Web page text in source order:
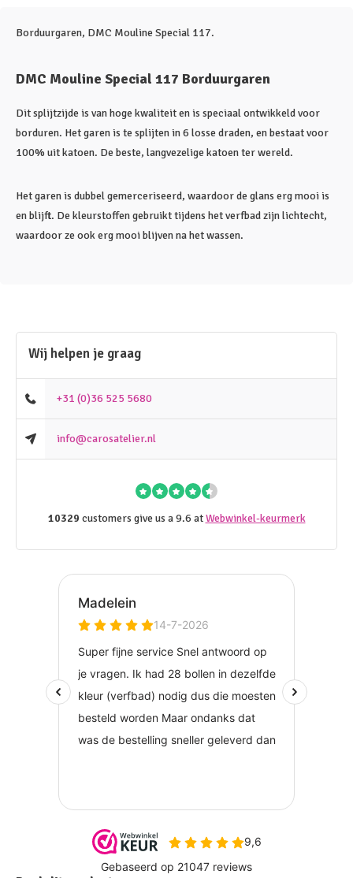
Borduurgaren, DMC Mouline Special 117.
DMC Mouline Special 117 Borduurgaren
Dit splijtzijde is van hoge kwaliteit en is speciaal ontwikkeld voor
borduren. Het garen is te splijten in 6 losse draden, en bestaat voor
100% uit katoen. De beste, langvezelige katoen ter wereld.
Het garen is dubbel gemerceriseerd, waardoor de glans erg mooi is
en blijft. De kleurstoffen gebruikt tijdens het verfbad zijn lichtecht,
waardoor ze ook erg mooi blijven na het wassen.
Wij helpen je graag
+31 (0)36 525 5680
info@carosatelier.nl
10329 customers give us a 9.6 atWebwinkel-keurmerk